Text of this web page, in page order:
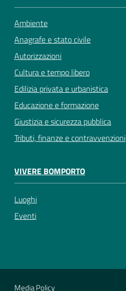
Ambiente
Anagrafe e stato civile
Autorizzazioni
Cultura e tempo libero
Edilizia privata e urbanistica
Educazione e formazione
Giustizia e sicurezza pubblica
Tributi, finanze e contravvenzioni
VIVERE BOMPORTO
Luoghi
Eventi
Media Policy